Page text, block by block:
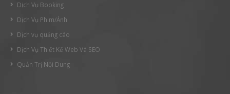
Dịch Vụ Booking
Dịch Vụ Phim/Ảnh
Dịch vụ quảng cáo
Dịch Vụ Thiết Kế Web Và SEO
Quản Trị Nội Dung